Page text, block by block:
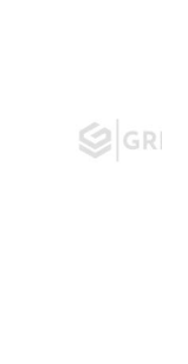
GREENLAW